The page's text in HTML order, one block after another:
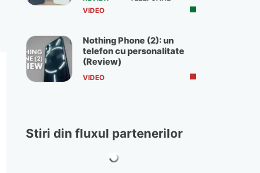
VIDEO
Nothing Phone (2): un
telefon cu personalitate
(Review)
VIDEO
Stiri din fluxul partenerilor